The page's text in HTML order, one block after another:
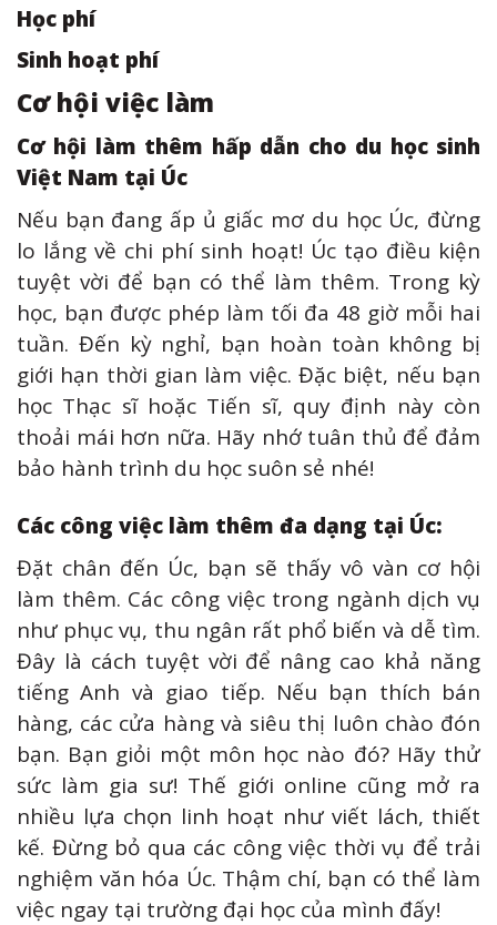
Học phí
Sinh hoạt phí
Cơ hội việc làm
Cơ hội làm thêm hấp dẫn cho du học sinh
Việt Nam tại Úc
Nếu bạn đang ấp ủ giấc mơ du học Úc, đừng
lo lắng về chi phí sinh hoạt! Úc tạo điều kiện
tuyệt vời để bạn có thể làm thêm. Trong kỳ
học, bạn được phép làm tối đa 48 giờ mỗi hai
tuần. Đến kỳ nghỉ, bạn hoàn toàn không bị
giới hạn thời gian làm việc. Đặc biệt, nếu bạn
học Thạc sĩ hoặc Tiến sĩ, quy định này còn
thoải mái hơn nữa. Hãy nhớ tuân thủ để đảm
bảo hành trình du học suôn sẻ nhé!
Các công việc làm thêm đa dạng tại Úc:
Đặt chân đến Úc, bạn sẽ thấy vô vàn cơ hội
làm thêm. Các công việc trong ngành dịch vụ
như phục vụ, thu ngân rất phổ biến và dễ tìm.
Đây là cách tuyệt vời để nâng cao khả năng
tiếng Anh và giao tiếp. Nếu bạn thích bán
hàng, các cửa hàng và siêu thị luôn chào đón
bạn. Bạn giỏi một môn học nào đó? Hãy thử
sức làm gia sư! Thế giới online cũng mở ra
nhiều lựa chọn linh hoạt như viết lách, thiết
kế. Đừng bỏ qua các công việc thời vụ để trải
nghiệm văn hóa Úc. Thậm chí, bạn có thể làm
việc ngay tại trường đại học của mình đấy!